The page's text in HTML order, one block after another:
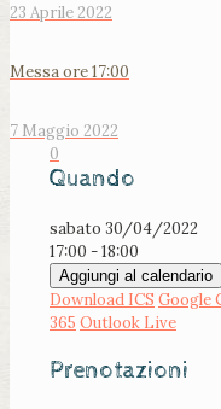
23 Aprile 2022
Messa ore 17:00
7 Maggio 2022
0
Quando
sabato 30/04/2022
17:00 - 18:00
Aggiungi al calendario
Download ICS Google
365 Outlook Live
Prenotazioni